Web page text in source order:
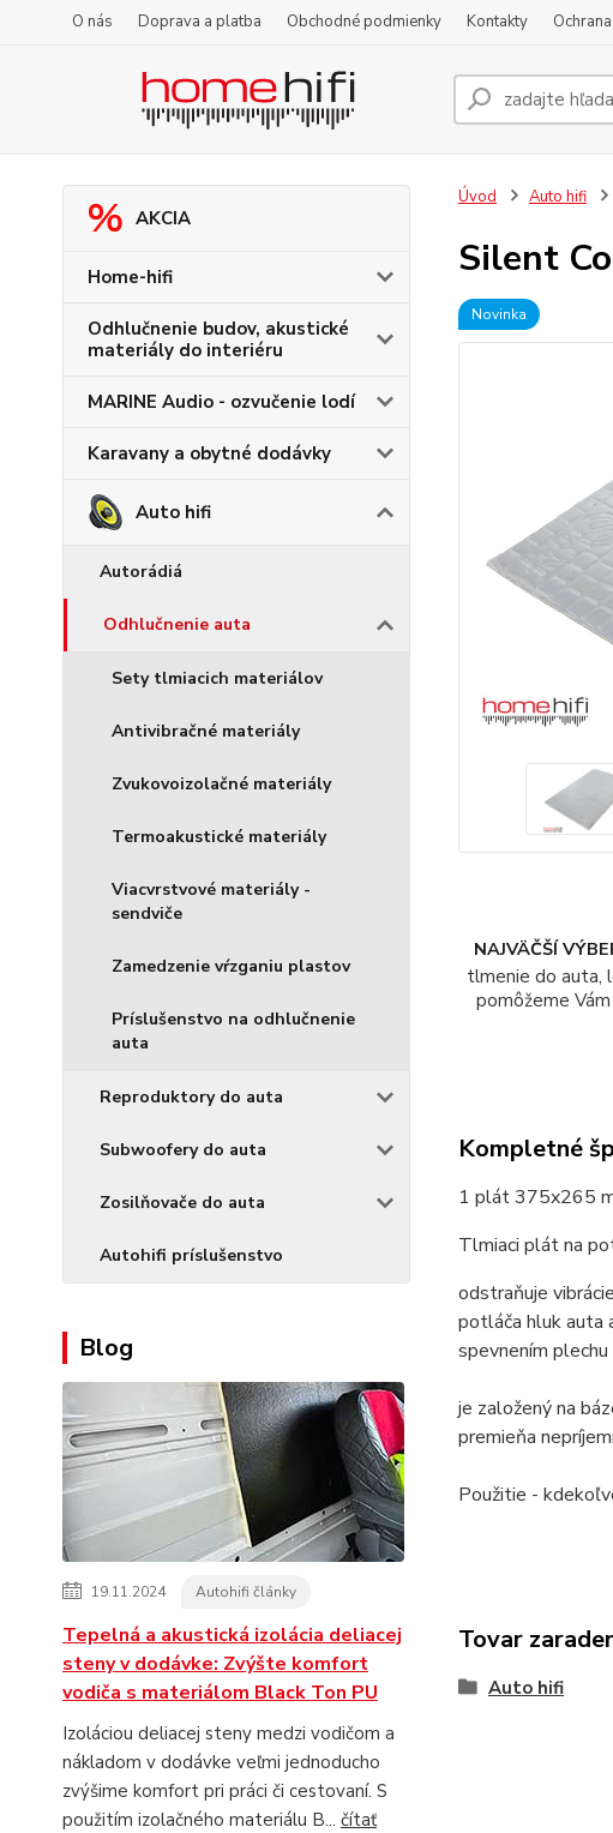
O nás Doprava a platba Obchodné podmienky Kontakty
AKCIA
Home-hifi
Odhlučnenie budov, akustické
materiály do interiéru
MARINE Audio - ozvučenie lodí
Karavany a obytné dodávky
Auto hifi
Autorádiá
Odhlučnenie auta
Sety tlmiacich materiálov
Antivibračné materiály
Zvukovoizolačné materiály
Termoakustické materiály
Viacvrstvové materiály -
sendviče
Zamedzenie vŕzganiu plastov
Príslušenstvo na odhlučnenie
auta
Reproduktory do auta
Subwoofery do auta
Zosilňovače do auta
Autohifi príslušenstvo
Blog
19.11.2024 Autohifi články
Tepelná a akustická izolácia deliacej
steny v dodávke: Zvýšte komfort
vodiča s materiálom Black Ton PU
Izoláciou deliacej steny medzi vodičom a
nákladom v dodávke veľmi jednoducho
zvýšime komfort pri práci či cestovaní. S
použitím izolačného materiálu B... čítať
Úvod Auto hifi
Silent
Novinka
NAJVÄČŠÍ
tlmenie do auta,
pomôžeme
Kompletné
1 plát 375x265
Tlmiaci plát na
odstraňuje vibrácie
potláča hluk auta
spevnením
je založený na
premieňa
Použitie -
Tovar
Auto hifi